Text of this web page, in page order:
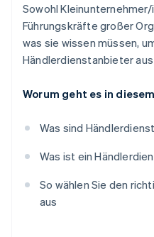
Sowohl Kleinunternehmer/
Führungskräfte großer
was sie wissen müssen,
Händlerdienstanbieter
Worum geht es in
Was sind
Was ist ein
So wählen Sie den
aus